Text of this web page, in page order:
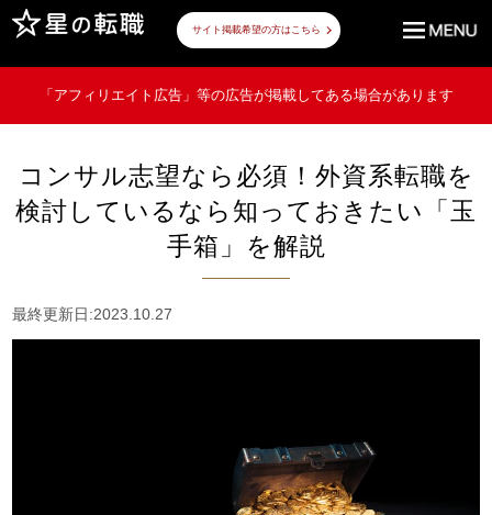
サイト掲載希望の方はこちら
「アフィリエイト広告」等の広告が掲載してある場合があります
コンサル志望なら必須！外資系転職を
検討しているなら知っておきたい「玉
手箱」を解説
最終更新日:2023.10.27